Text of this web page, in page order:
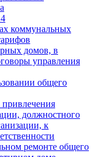
коммунальных
домов, в
управления
общего
должностного
к
ремонте общего